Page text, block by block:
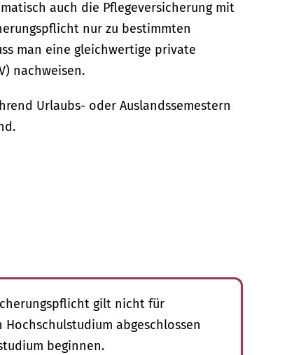
auch die Pflegeversicherung mit
nur zu bestimmten
man eine gleichwertige private
nachweisen.
Urlaubs- oder Auslandssemestern
gilt nicht für
abgeschlossen
beginnen.